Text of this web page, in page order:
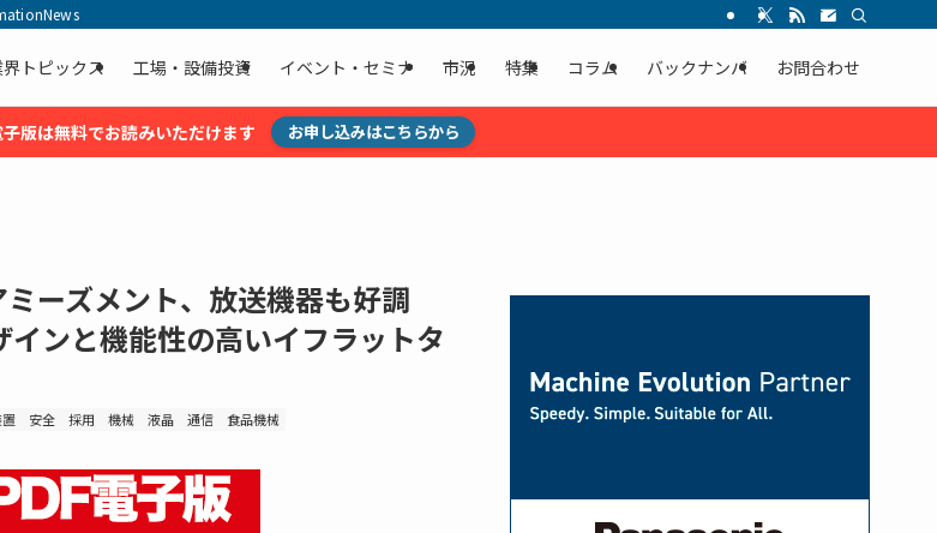
トピックス 工場・設備投資 イベント・セミナ 市況 特集 コラム バックナンバ お問合わせ
版は無料でお読みいただけます お申し込みはこちらから
ーズメント、放送機器も好調
ンと機能性の高いイフラットタ
安全 採用 機械 液晶 通信 食品機械